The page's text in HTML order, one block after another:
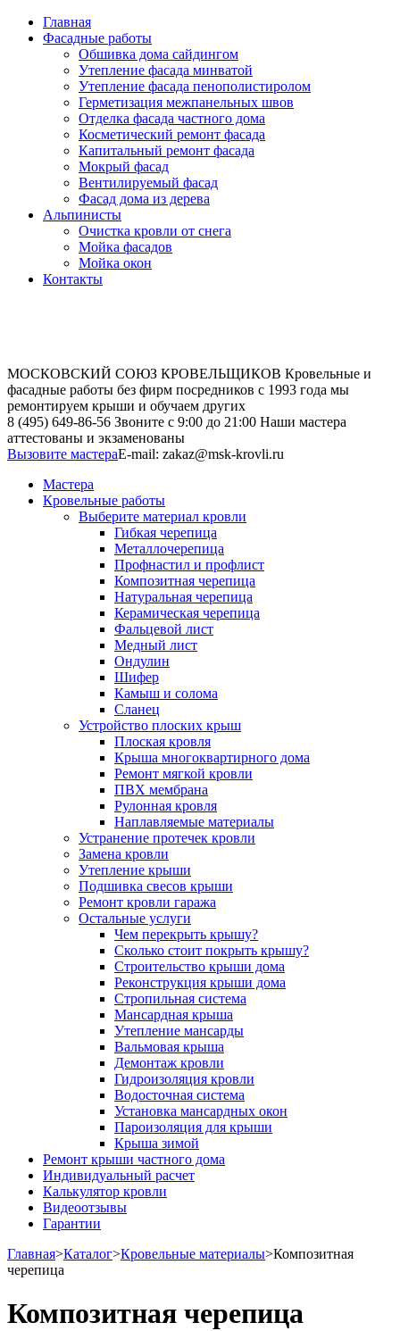
Главная
Фасадные работы
Обшивка дома сайдингом
Утепление фасада минватой
Утепление фасада пенополистиролом
Герметизация межпанельных швов
Отделка фасада частного дома
Косметический ремонт фасада
Капитальный ремонт фасада
Мокрый фасад
Вентилируемый фасад
Фасад дома из дерева
Альпинисты
Очистка кровли от снега
Мойка фасадов
Мойка окон
Контакты
МОСКОВСКИЙ СОЮЗ КРОВЕЛЬЩИКОВ Кровельные и
фасадные работы без фирм посредников с 1993 года мы
ремонтируем крыши и обучаем других
8 (495) 649-86-56 Звоните с 9:00 до 21:00 Наши мастера
аттестованы и экзаменованы
Вызовите мастераE-mail: zakaz@msk-krovli.ru
Мастера
Кровельные работы
Выберите материал кровли
Гибкая черепица
Металлочерепица
Профнастил и профлист
Композитная черепица
Натуральная черепица
Керамическая черепица
Фальцевой лист
Медный лист
Ондулин
Шифер
Камыш и солома
Сланец
Устройство плоских крыш
Плоская кровля
Крыша многоквартирного дома
Ремонт мягкой кровли
ПВХ мембрана
Рулонная кровля
Наплавляемые материалы
Устранение протечек кровли
Замена кровли
Утепление крыши
Подшивка свесов крыши
Ремонт кровли гаража
Остальные услуги
Чем перекрыть крышу?
Сколько стоит покрыть крышу?
Строительство крыши дома
Реконструкция крыши дома
Стропильная система
Мансардная крыша
Утепление мансарды
Вальмовая крыша
Демонтаж кровли
Гидроизоляция кровли
Водосточная система
Установка мансардных окон
Пароизоляция для крыши
Крыша зимой
Ремонт крыши частного дома
Индивидуальный расчет
Калькулятор кровли
Видеоотзывы
Гарантии
Главная>Каталог>Кровельные материалы>Композитная
черепица
Композитная черепица